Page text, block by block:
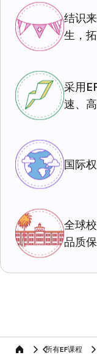
结识
生，
采用
速、
国际
全球
品质
home 所有EF课程